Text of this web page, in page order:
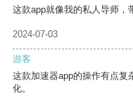
这款app就像我的私人导师，
2024-07-03
游客
这款加速器app的操作有点复
化。